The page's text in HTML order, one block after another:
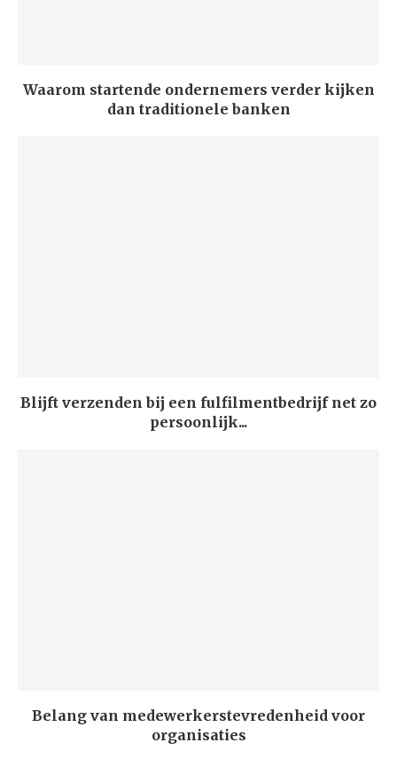
Waarom startende ondernemers verder kijken
dan traditionele banken
Blijft verzenden bij een fulfilmentbedrijf net zo
persoonlijk...
Belang van medewerkerstevredenheid voor
organisaties